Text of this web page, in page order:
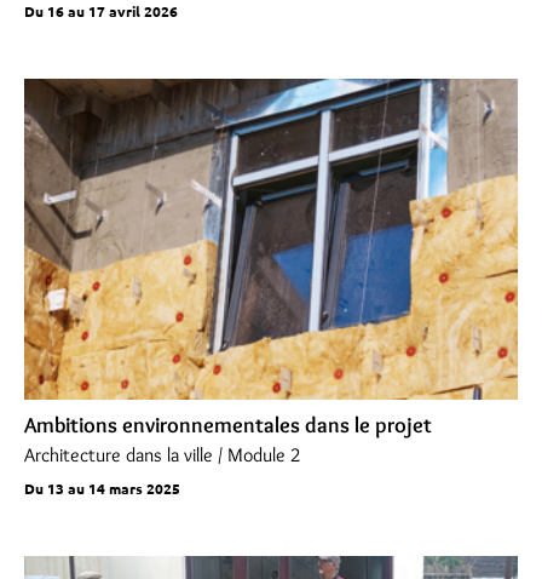
Du 16 au 17 avril 2026
Ambitions environnementales dans le projet
Architecture dans la ville / Module 2
Du 13 au 14 mars 2025